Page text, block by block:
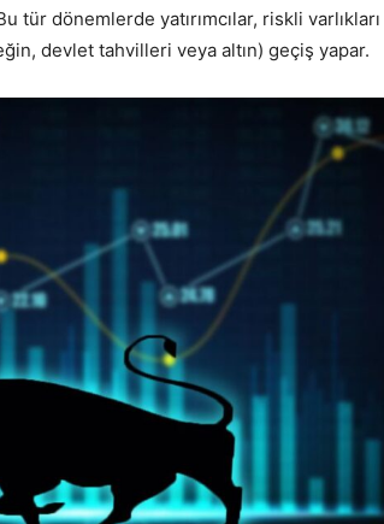
tür dönemlerde yatırımcılar, riskli
devlet tahvilleri veya altın) geçiş yapar.